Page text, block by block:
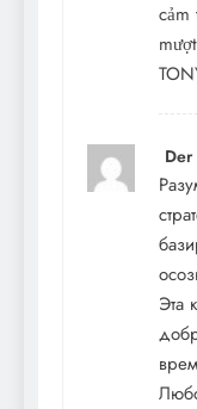
cảm
Der
Эта